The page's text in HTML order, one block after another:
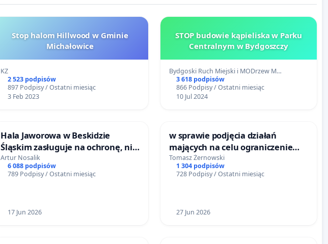
Stop halom Hillwood w Gminie
Michałowice
KZ
2 523 podpisów
897 Podpisy / Ostatni miesiąc
3 Feb 2023
STOP budowie kąpieliska w Parku
Centralnym w Bydgoszczy
Bydgoski Ruch Miejski i MODrzew M…
3 618 podpisów
866 Podpisy / Ostatni miesiąc
10 Jul 2024
Hala Jaworowa w Beskidzie
Śląskim zasługuje na ochronę, nie
zabudowę.
Artur Nosalik
6 088 podpisów
789 Podpisy / Ostatni miesiąc
17 Jun 2026
w sprawie podjęcia działań
mających na celu ograniczenie
nadmiernych cen pelletu
drzewnego
Tomasz Żernowski
1 304 podpisów
728 Podpisy / Ostatni miesiąc
27 Jun 2026